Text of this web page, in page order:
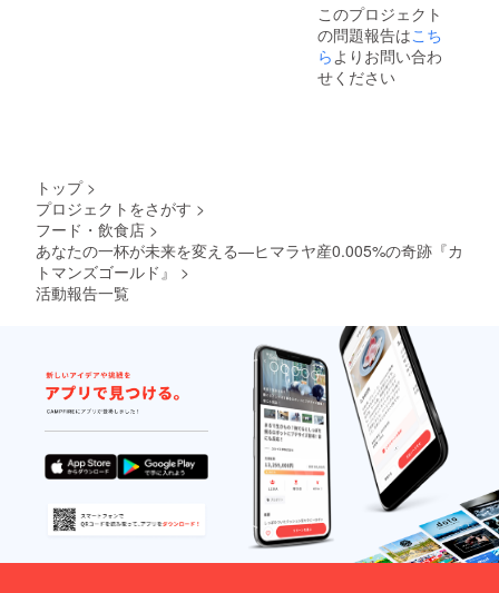
（また
は粉）
200g ×
3袋 ●名
称：レ
料：
国：ネ
パー
ル）●保
存方
法：高
温多湿
を避
け、涼
しい場
所で保
存 ●賞
味期限
など詳
細は商
ヒー豆
●生豆生
産国：
ネパー
ル ●保
味期限
など詳
載しま
す。
このプロジェクト
の問題報告はこち
ら よりお問い合わ
せください
トップ >
プロジェクトをさがす >
フード・飲食店 >
あなたの一杯が未来を変える—ヒマラヤ産0.005%の奇跡『カ
トマンズゴールド』
>
活動報告一覧